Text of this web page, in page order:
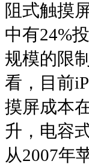
阻式触摸
中有24%
规模的限
看，目前
摸屏成本
升，电容
从2007年